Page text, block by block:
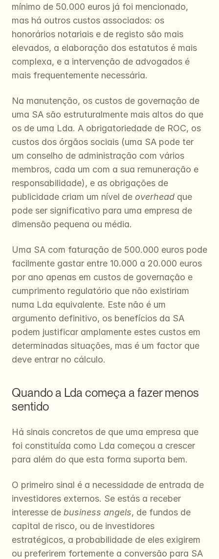
mínimo de 50.000 euros já foi mencionado,
mas há outros custos associados: os
honorários notariais e de registo são mais
elevados, a elaboração dos estatutos é mais
complexa, e a intervenção de advogados é
mais frequentemente necessária.
Na manutenção, os custos de governação de
uma SA são estruturalmente mais altos do que
os de uma Lda. A obrigatoriedade de ROC, os
custos dos órgãos sociais (uma SA pode ter
um conselho de administração com vários
membros, cada um com a sua remuneração e
responsabilidade), e as obrigações de
publicidade criam um nível de overhead que
pode ser significativo para uma empresa de
dimensão pequena ou média.
Uma SA com faturação de 500.000 euros pode
facilmente gastar entre 10.000 a 20.000 euros
por ano apenas em custos de governação e
cumprimento regulatório que não existiriam
numa Lda equivalente. Este não é um
argumento definitivo, os benefícios da SA
podem justificar amplamente estes custos em
determinadas situações, mas é um factor que
deve entrar no cálculo.
Quando a Lda começa a fazer menos
sentido
Há sinais concretos de que uma empresa que
foi constituída como Lda começou a crescer
para além do que esta forma suporta bem.
O primeiro sinal é a necessidade de entrada de
investidores externos. Se estás a receber
interesse de business angels, de fundos de
capital de risco, ou de investidores
estratégicos, a probabilidade de eles exigirem
ou preferirem fortemente a conversão para SA